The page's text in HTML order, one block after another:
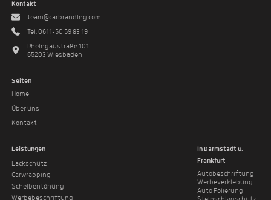
Kontakt
team@carbranding.com
Tel. 0611-50 59 83 19
Rheingaustraße 101
65203 Wiesbaden
Seiten
Home
Über uns
Kontakt
Leistungen
Lackschutz
Carwrapping
Scheibentönung
Werbebeschriftung
In Darmstadt u.
Frankfurt
Autobeschriftung
Werbeverklebung
Auto Folierung